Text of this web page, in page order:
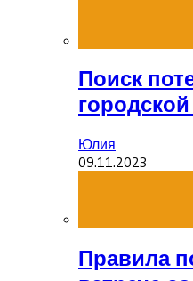
Поиск
Юлия
09.11.2023
Правила